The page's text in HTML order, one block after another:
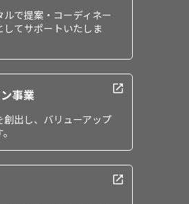
で提案・コーディネー
してサポートいたしま
事業
出し、バリューアップ